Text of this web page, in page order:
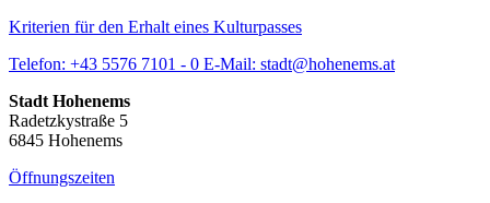
Kriterien für den Erhalt eines Kulturpasses
Telefon: +43 5576 7101 - 0 E-Mail: stadt@hohenems.at
Stadt Hohenems
Radetzkystraße 5
6845 Hohenems
Öffnungszeiten